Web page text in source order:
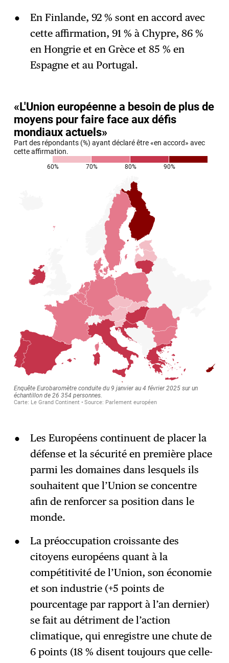
En Finlande, 92 % sont en accord avec
cette affirmation, 91 % à Chypre, 86 %
en Hongrie et en Grèce et 85 % en
Espagne et au Portugal.
Les Européens continuent de placer la
défense et la sécurité en première place
parmi les domaines dans lesquels ils
souhaitent que l’Union se concentre
afin de renforcer sa position dans le
monde.
La préoccupation croissante des
citoyens européens quant à la
compétitivité de l’Union, son économie
et son industrie (+5 points de
pourcentage par rapport à l’an dernier)
se fait au détriment de l’action
climatique, qui enregistre une chute de
6 points (18 % disent toujours que celle-